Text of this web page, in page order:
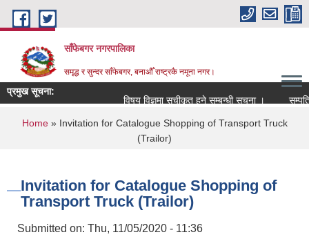
Skip to main content
साँफेबगर नगरपालिका
समृद्ध र सुन्दर साँफेबगर, बनाऔँ राष्ट्रकै नमूना नगर।
प्रमुख सूचना:
विषय विज्ञमा सुचीकृत हुने सम्बन्धी सूचना ।
सम्पति
You are here
Home» Invitation for Catalogue Shopping of Transport Truck
(Trailor)
Invitation for Catalogue Shopping of
Transport Truck (Trailor)
Submitted on: Thu, 11/05/2020 - 11:36